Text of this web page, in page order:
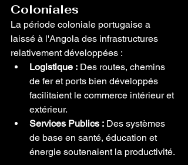
Coloniales
La période coloniale portugaise a
laissé à l'Angola des infrastructures
relativement développées :
Logistique : Des routes, chemins
de fer et ports bien développés
facilitaient le commerce intérieur et
extérieur.
Services Publics : Des systèmes
de base en santé, éducation et
énergie soutenaient la productivité.